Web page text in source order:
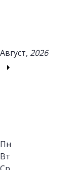
Август, 2026
Пн
Вт